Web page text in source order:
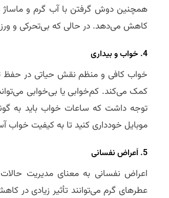
همچنین دوش گرفتن با آب گرم و ماساژ
کاهش می‌دهد. در حالی که بی‌تحرکی و
4. خواب و بیداری
کمک می‌کند. کم‌خوابی یا بی‌خوابی
موبایل خودداری کنید تا به کیفیت خواب
5. اَعراض نفسانی
اعراض نفسانی به معنای مدیریت
عطرهای گرم می‌توانند تأثیر زیادی در